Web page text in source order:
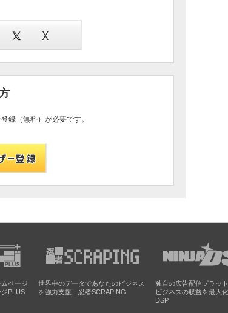
録（無料）が必要です。
ページ
PLUS
世界中のデータであなたのビジネス
を強力支援｜忍者SCRAPING
独自の広告配信プラッ
ビジネスの収益を最大
DSP